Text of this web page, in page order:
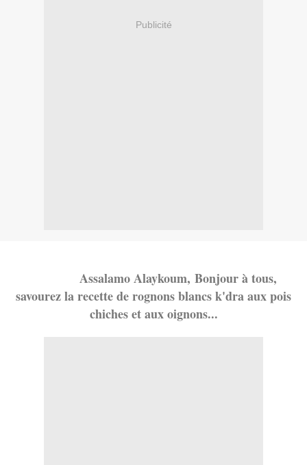
Publicité
Assalamo Alaykoum, Bonjour à tous,
savourez la recette de rognons blancs k'dra aux pois
chiches et aux oignons...